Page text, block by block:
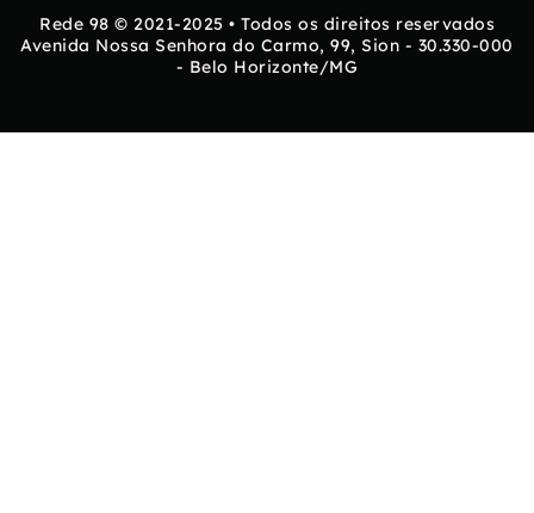
Rede 98 © 2021-2025 • Todos os direitos reservados
Avenida Nossa Senhora do Carmo, 99, Sion - 30.330-000
- Belo Horizonte/MG